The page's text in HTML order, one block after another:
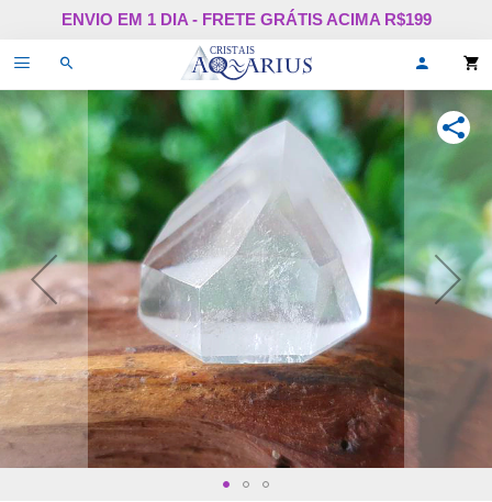
Pular
o
conteúdo
ENVIO EM 1 DIA - FRETE GRÁTIS ACIMA R$199
Alternar
navegação
login
ou
se!